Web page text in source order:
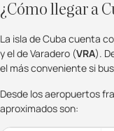
¿Cómo llegar a
La isla de Cuba cuenta
y el de Varadero (VRA).
el más conveniente si
Desde los aeropuertos
aproximados son: